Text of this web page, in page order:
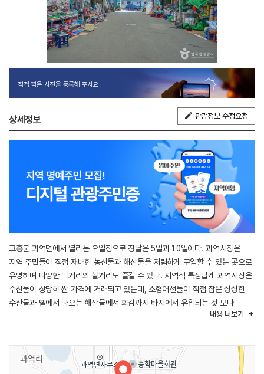
직접 찍은 사진을 등록해 주세요.
상세정보 관광정보 수정요청
고흥군 과역면에서 열리는 오일장으로 장날은 5일과 10일이다. 과역시장은
지역 주민들이 직접 재배한 농산물과 해산물을 저렴하게 구입할 수 있는 곳으로
유명하며 다양한 먹거리와 볼거리도 즐길 수 있다. 지역적 특성답게 과역시장은
수산물이 상당히 싼 가격에 거래되고 있는데, 소형어선들이 직접 잡은 싱싱한
수산물과 뻘에서 나오는 해산물에서 회감까지 타지에서 유입되는 것 보다
싱싱한 수산물을 구입할 수 있다. 과역면에는 고흥 음식 특화거리로 과역
있다.
내용 더보기